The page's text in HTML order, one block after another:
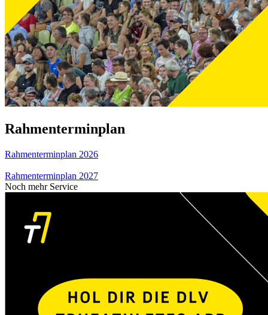
Rahmenterminplan
Rahmenterminplan 2026
Rahmenterminplan 2027
Noch mehr Service